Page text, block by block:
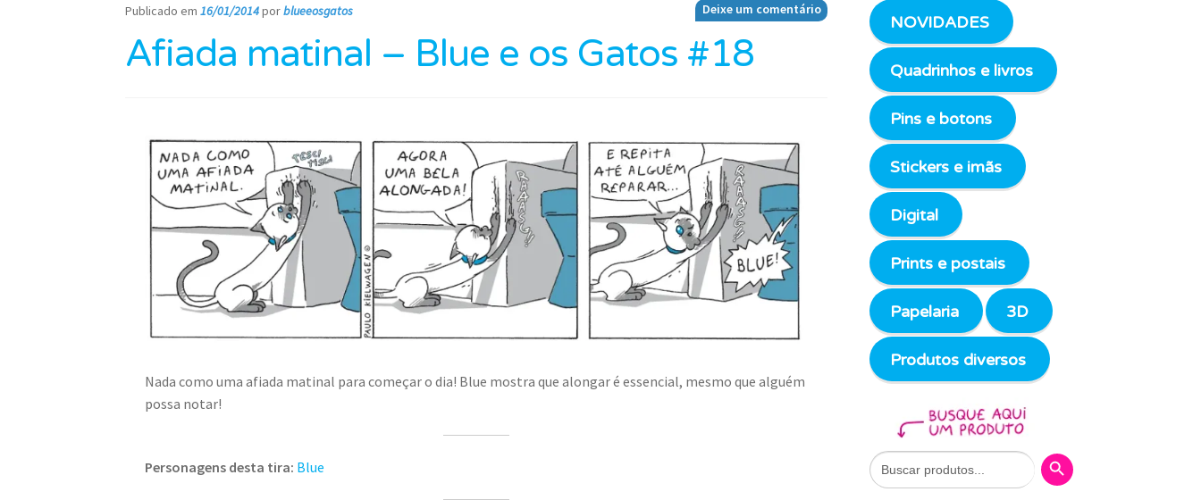
Publicado em16/01/2014porblueeosgatos Deixe um comentário
Afiada matinal – Blue e os Gatos #18
Nada como uma afiada matinal para começar o dia! Blue mostra que alongar é essencial, mesmo que alguém
possa notar!
Personagens desta tira: Blue
NOVIDADES
Quadrinhos e livros
Pins e botons
Stickers e imãs
Digital
Prints e postais
Papelaria 3D
Produtos diversos
Search
for:
Search Button